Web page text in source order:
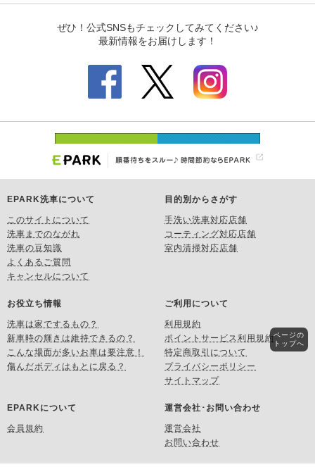
EPARK洗車について
このサイトについて
洗車までのながれ
洗車の豆知識
よくあるご質問
キャンセルについて
目的別からさがす
手洗い洗車対応店舗
コーティング対応店舗
室内清掃対応店舗
お役立ち情報
洗車は家でするもの？
新車時の輝きは維持できるの？
こんな場面が多いお車は要注意！
傷んだボディはもとに戻る？
ご利用について
利用規約
ポイントサービス利用規約
特定商取引について
プライバシーポリシー
サイトマップ
EPARKについて
会員規約
運営会社･お問い合わせ
運営会社
お問い合わせ
ページの
トップへ